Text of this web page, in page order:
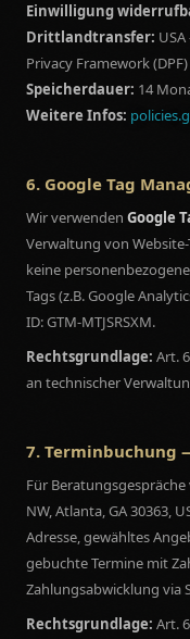
Einwilligung
Drittlandtransfer:
Privacy Framework
Speicherdauer: 14
Weitere Infos:
6. Google Tag
Wir verwenden Google
Verwaltung von
keine
Tags (z.B. Google
ID: GTM-MTJSRSXM.
Rechtsgrundlage: Art.
an technischer
7. Terminbuchung
Für
NW, Atlanta, GA 30363,
Adresse, gewähltes
gebuchte Termine mit
Zahlungsabwicklung via
Rechtsgrundlage: Art.